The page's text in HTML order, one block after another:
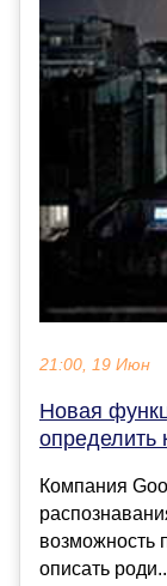
21:00, 19 Июн
Новая
определить
Компания
возможность
описать